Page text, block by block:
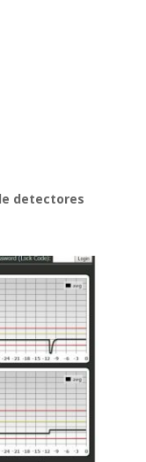
detectores